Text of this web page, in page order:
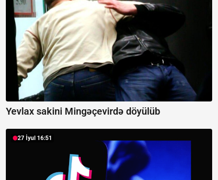
Yevlax sakini Mingəçevirdə döyülüb
27 İyul 16:51